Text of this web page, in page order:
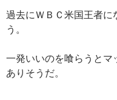
過去にＷＢＣ米国王者に
う。
一発いいのを喰らうとマ
ありそうだ。